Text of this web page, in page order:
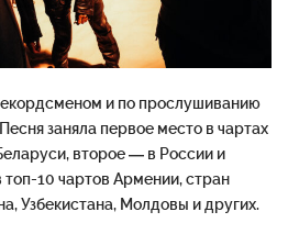
и по прослушиванию
заняла первое место в чартах
второе — в России и
10 чартов Армении, стран
Узбекистана, Молдовы и других.